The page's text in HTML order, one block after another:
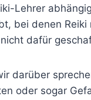
Lehrer
bei denen Reiki
dafür
darüber
oder sogar